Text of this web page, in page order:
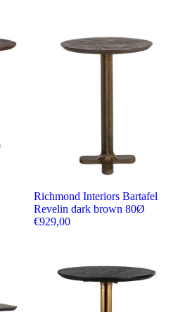
Richmond Interiors Bartafel
Revelin dark brown 80Ø
€929,00